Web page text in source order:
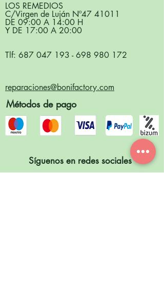
LOS REMEDIOS
C/Virgen de Luján Nº47 41011
DE 09:00 A 14:00 H
Y DE 17:00 A 20:00
Tlf: 687 047 193 -698 980 172
reparaciones@bonifactory.com
Métodos de pago
Síguenos en redes sociales